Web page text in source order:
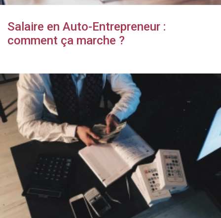
Salaire en Auto-Entrepreneur :
comment ça marche ?